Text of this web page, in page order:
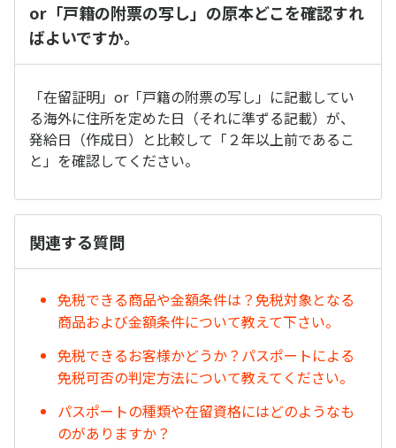
or「戸籍の附票の写し」の原本どこを確認すれ
ばよいですか。
「在留証明」or「戸籍の附票の写し」に記載してい
る海外に住所を定めた日（それに準ずる記載）が、
発給日（作成日）と比較して「２年以上前であるこ
と」を確認してください。
関連する質問
免税できる商品や金額条件は？免税対象となる
商品および金額条件について教えて下さい。
免税できるお客様かどうか？パスポートによる
免税可否の判定方法について教えてください。
パスポートの種類や在留資格にはどのようなも
のがありますか？